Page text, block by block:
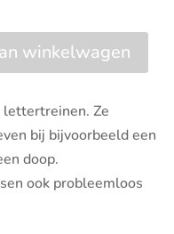
winkelwagen
lettertreinen. Ze
bij bijvoorbeeld een
doop.
ook probleemloos